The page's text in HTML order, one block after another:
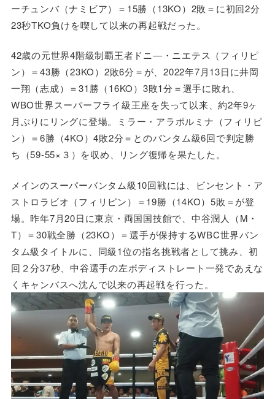
ーチュンバ（ナミビア）＝15勝（13KO）2敗＝に初回2分
23秒TKO負けを喫して以来の再起戦だった。
42歳の元世界4階級制覇王者ドニ―・ニエテス（フィリピ
ン）＝43勝（23KO）2敗6分＝が、2022年7月13日に井岡
一翔（志成）＝31勝（16KO）3敗1分＝選手に敗れ、
WBO世界スーパーフライ級王座を失って以来、約2年9ヶ
月ぶりにリングに登場。ミラー・アラポルミナ（フィリピ
ン）＝6勝（4KO）4敗2分＝とのバンタム級6回で判定勝
ち（59-55×３）を収め、リング復帰を果たした。
メインのスーパーバンタム級10回戦には、ビンセント・ア
ストロラビオ（フィリピン）＝19勝（14KO）5敗＝が登
場。昨年7月20日に東京・両国国技館で、中谷潤人（M・
T）＝30戦全勝（23KO）＝選手が保持するWBC世界バン
タム級タイトルに、同級1位の指名挑戦者として挑み、初
回２分37秒、中谷選手の左ボディストレート一発であえな
くキャンバスへ沈んで以来の再起戦を行った。